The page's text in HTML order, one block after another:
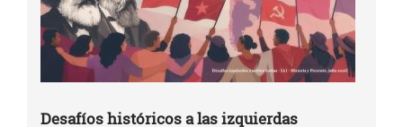
Desafíos históricos a las izquierdas